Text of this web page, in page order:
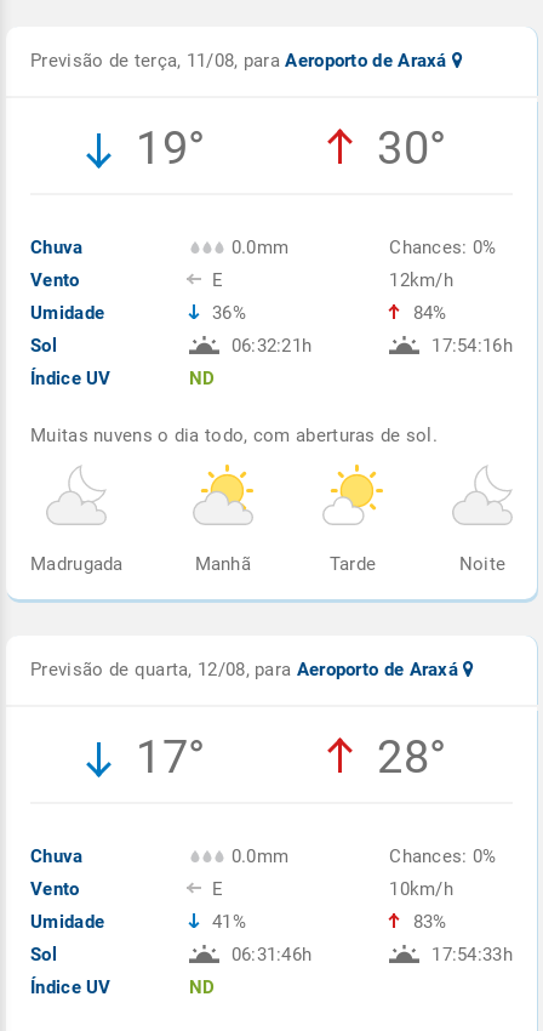
Previsão de terça, 11/08, paraAeroporto de Araxá
19° 30°
Chuva
Vento
Umidade
Sol
Índice UV
0.0mm
E
36%
06:32:21h
ND
Chances: 0%
12km/h
84%
17:54:16h
Muitas nuvens o dia todo, com aberturas de sol.
Madrugada Manhã Tarde Noite
Previsão de quarta, 12/08, para Aeroporto de Araxá
17° 28°
Chuva
Vento
Umidade
Sol
Índice UV
0.0mm
E
41%
06:31:46h
ND
Chances: 0%
10km/h
83%
17:54:33h